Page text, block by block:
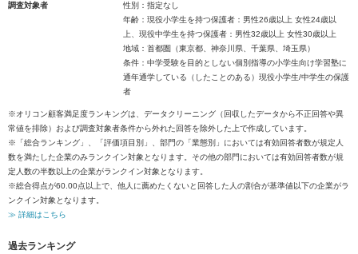
調査対象者
性別：指定なし
年齢：現役小学生を持つ保護者：男性26歳以上 女性24歳以
上、現役中学生を持つ保護者：男性32歳以上 女性30歳以上
地域：首都圏（東京都、神奈川県、千葉県、埼玉県）
条件：中学受験を目的としない個別指導の小学生向け学習塾に
通年通学している（したことのある）現役小学生/中学生の保護
者
※オリコン顧客満足度ランキングは、データクリーニング（回収したデータから不正回答や異
常値を排除）および調査対象者条件から外れた回答を除外した上で作成しています。
※「総合ランキング」、「評価項目別」、部門の「業態別」においては有効回答者数が規定人
数を満たした企業のみランクイン対象となります。その他の部門においては有効回答者数が規
定人数の半数以上の企業がランクイン対象となります。
※総合得点が60.00点以上で、他人に薦めたくないと回答した人の割合が基準値以下の企業がラ
ンクイン対象となります。
≫ 詳細はこちら
過去ランキング